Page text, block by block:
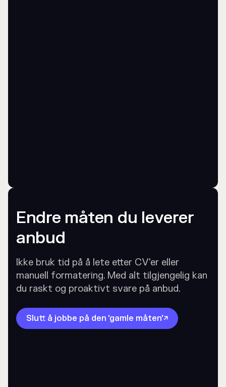
Endre måten du leverer
anbud
Ikke bruk tid på å lete etter CV'er eller
manuell formatering. Med alt tilgjengelig kan
du raskt og proaktivt svare på anbud.
Slutt å jobbe på den 'gamle måten'